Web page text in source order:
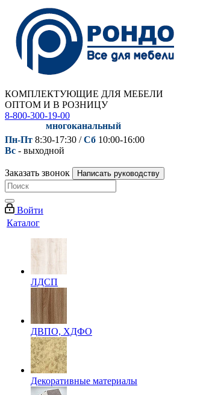
КОМПЛЕКТУЮЩИЕ ДЛЯ МЕБЕЛИ
ОПТОМ И В РОЗНИЦУ
8-800-300-19-00
многоканальный
Пн-Пт 8:30-17:30 /Сб 10:00-16:00
Вс - выходной
Заказать звонок Написать руководству
Войти
Каталог
ЛДСП
ДВПО, ХДФО
Декоративные материалы